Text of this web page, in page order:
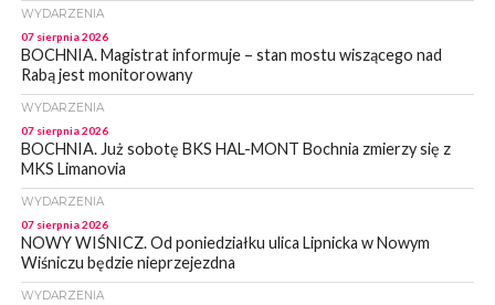
WYDARZENIA
07 sierpnia 2026
BOCHNIA. Magistrat informuje – stan mostu wiszącego nad
Rabą jest monitorowany
WYDARZENIA
07 sierpnia 2026
BOCHNIA. Już sobotę BKS HAL-MONT Bochnia zmierzy się z
MKS Limanovia
WYDARZENIA
07 sierpnia 2026
NOWY WIŚNICZ. Od poniedziałku ulica Lipnicka w Nowym
Wiśniczu będzie nieprzejezdna
WYDARZENIA